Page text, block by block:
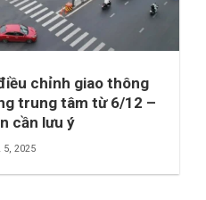
chỉnh giao thông
trung tâm từ 6/12 –
cần lưu ý
5, 2025